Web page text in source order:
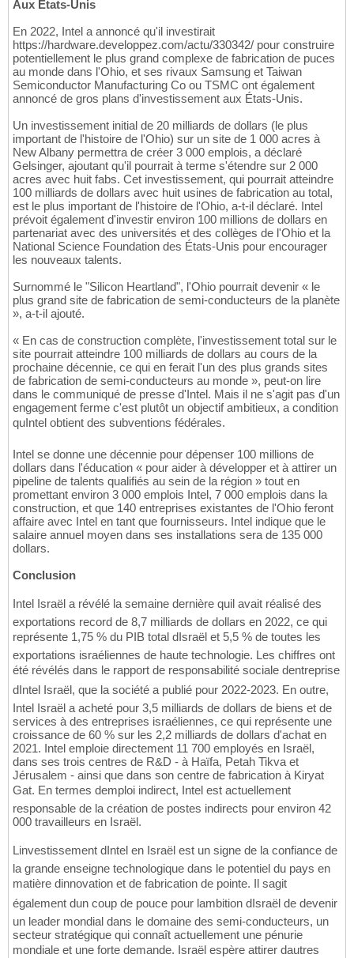
Aux États-Unis
En 2022, Intel a annoncé qu'il investirait
https://hardware.developpez.com/actu/330342/ pour construire
potentiellement le plus grand complexe de fabrication de puces
au monde dans l'Ohio, et ses rivaux Samsung et Taiwan
Semiconductor Manufacturing Co ou TSMC ont également
annoncé de gros plans d'investissement aux États-Unis.
Un investissement initial de 20 milliards de dollars (le plus
important de l'histoire de l'Ohio) sur un site de 1 000 acres à
New Albany permettra de créer 3 000 emplois, a déclaré
Gelsinger, ajoutant qu'il pourrait à terme s'étendre sur 2 000
acres avec huit fabs. Cet investissement, qui pourrait atteindre
100 milliards de dollars avec huit usines de fabrication au total,
est le plus important de l'histoire de l'Ohio, a-t-il déclaré. Intel
prévoit également d'investir environ 100 millions de dollars en
partenariat avec des universités et des collèges de l'Ohio et la
National Science Foundation des États-Unis pour encourager
les nouveaux talents.
Surnommé le "Silicon Heartland", l'Ohio pourrait devenir « le
plus grand site de fabrication de semi-conducteurs de la planète
», a-t-il ajouté.
« En cas de construction complète, l'investissement total sur le
site pourrait atteindre 100 milliards de dollars au cours de la
prochaine décennie, ce qui en ferait l'un des plus grands sites
de fabrication de semi-conducteurs au monde », peut-on lire
dans le communiqué de presse d'Intel. Mais il ne s'agit pas d'un
engagement ferme c'est plutôt un objectif ambitieux, a condition
quIntel obtient des subventions fédérales.
Intel se donne une décennie pour dépenser 100 millions de
dollars dans l'éducation « pour aider à développer et à attirer un
pipeline de talents qualifiés au sein de la région » tout en
promettant environ 3 000 emplois Intel, 7 000 emplois dans la
construction, et que 140 entreprises existantes de l'Ohio feront
affaire avec Intel en tant que fournisseurs. Intel indique que le
salaire annuel moyen dans ses installations sera de 135 000
dollars.
Conclusion
Intel Israël a révélé la semaine dernière quil avait réalisé des
exportations record de 8,7 milliards de dollars en 2022, ce qui
représente 1,75 % du PIB total dIsraël et 5,5 % de toutes les
exportations israéliennes de haute technologie. Les chiffres ont
été révélés dans le rapport de responsabilité sociale dentreprise
dIntel Israël, que la société a publié pour 2022-2023. En outre,
Intel Israël a acheté pour 3,5 milliards de dollars de biens et de
services à des entreprises israéliennes, ce qui représente une
croissance de 60 % sur les 2,2 milliards de dollars d'achat en
2021. Intel emploie directement 11 700 employés en Israël,
dans ses trois centres de R&D - à Haïfa, Petah Tikva et
Jérusalem - ainsi que dans son centre de fabrication à Kiryat
Gat. En termes demploi indirect, Intel est actuellement
responsable de la création de postes indirects pour environ 42
000 travailleurs en Israël.
Linvestissement dIntel en Israël est un signe de la confiance de
la grande enseigne technologique dans le potentiel du pays en
matière dinnovation et de fabrication de pointe. Il sagit
également dun coup de pouce pour lambition dIsraël de devenir
un leader mondial dans le domaine des semi-conducteurs, un
secteur stratégique qui connaît actuellement une pénurie
mondiale et une forte demande. Israël espère attirer dautres